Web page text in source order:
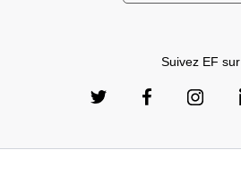
Suivez EF sur